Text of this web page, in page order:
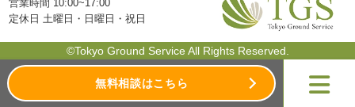
営業時間 10:00~17:00
定休日 土曜日・日曜日・祝日
©Tokyo Ground Service All Rights Reserved.
無料相談はこちら